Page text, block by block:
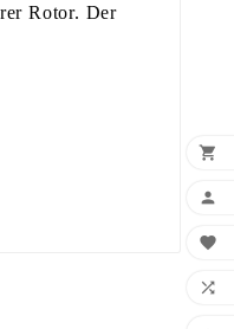
Rotor. Der



